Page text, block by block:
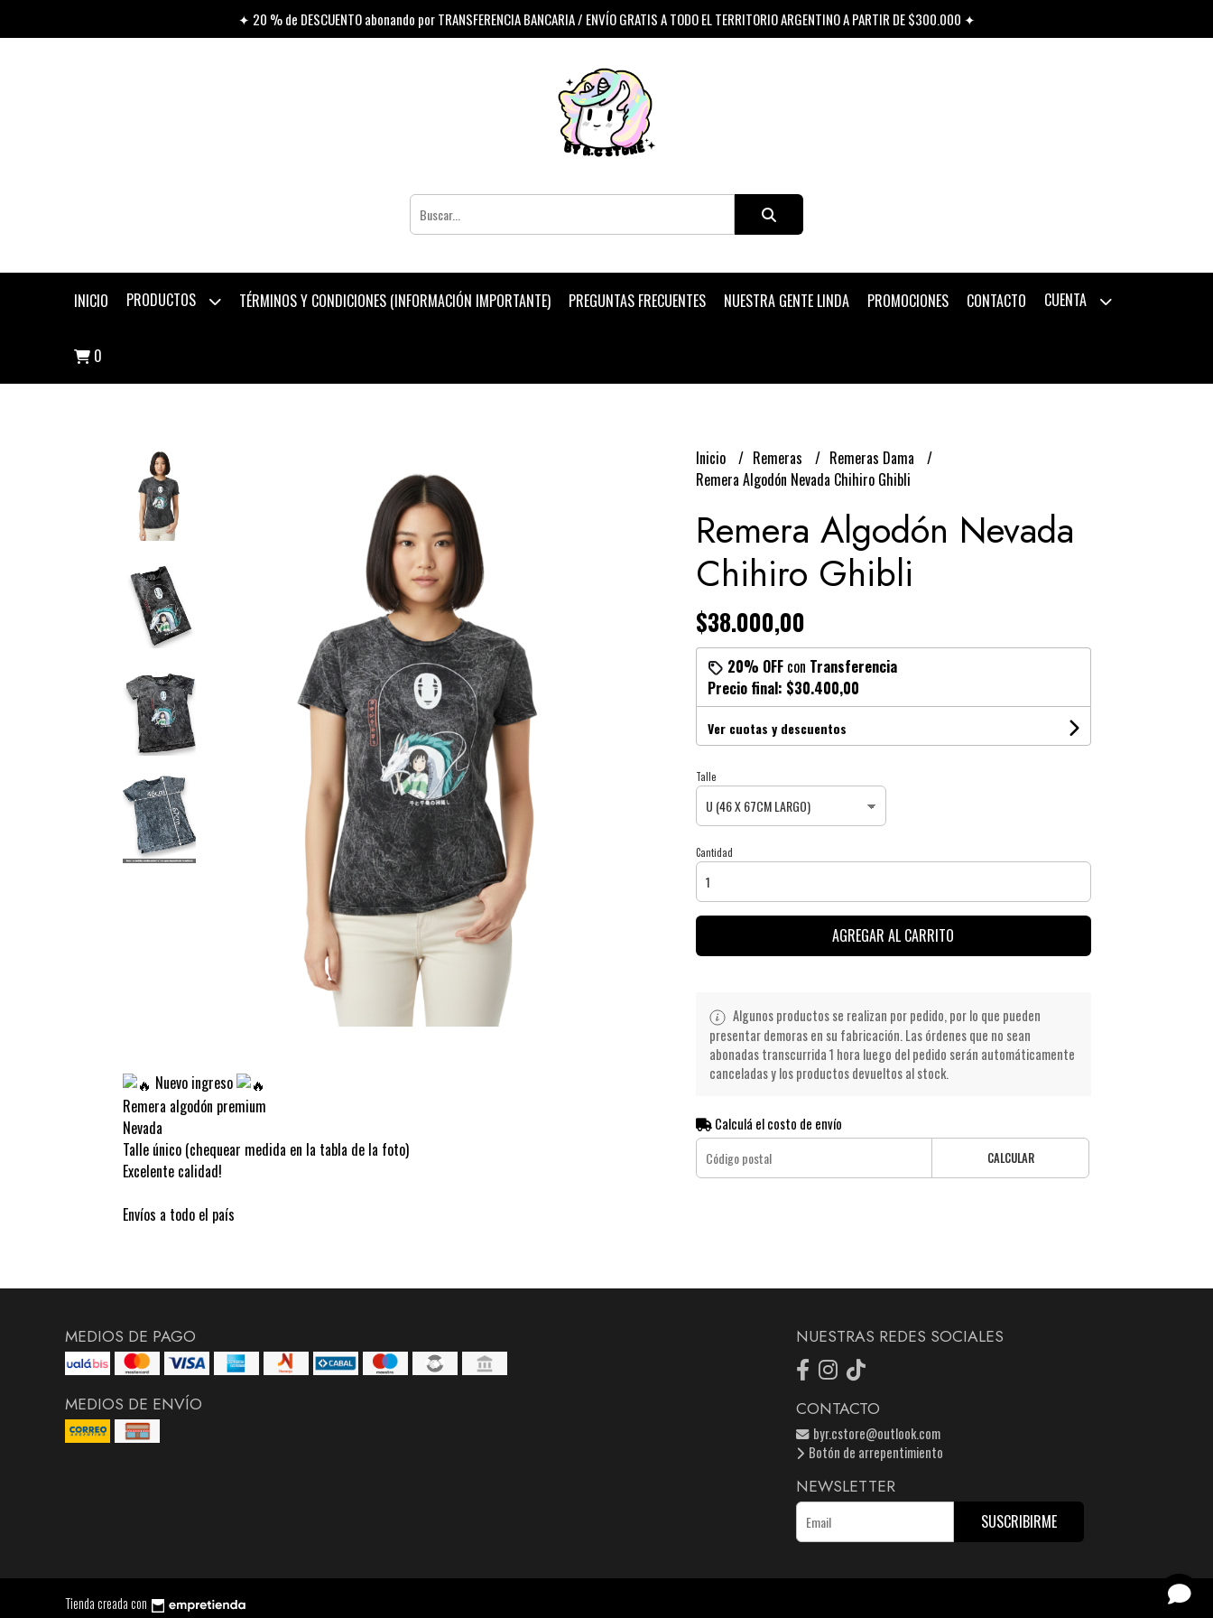
✦ 20 % de DESCUENTO abonando por TRANSFERENCIA BANCARIA / ENVÍO GRATIS A TODO EL TERRITORIO ARGENTINO A PARTIR DE $300.000 ✦
INICIO PRODUCTOS TÉRMINOS Y CONDICIONES (INFORMACIÓN IMPORTANTE) PREGUNTAS FRECUENTES NUESTRA GENTE LINDA PROMOCIONES CONTACTO CUENTA
0
Nuevo ingreso
Remera algodón premium
Nevada
Talle único (chequear medida en la tabla de la foto)
Excelente calidad!
Envíos a todo el país
Inicio Remeras
Remeras Dama
Remera Algodón Nevada Chihiro Ghibli
Remera Algodón Nevada
Chihiro Ghibli
$38.000,00
20% OFFcon Transferencia
Precio final: $30.400,00
Ver cuotas y descuentos
Talle
Cantidad
AGREGAR AL CARRITO
Algunos productos se realizan por pedido, por lo que pueden
presentar demoras en su fabricación. Las órdenes que no sean
abonadas transcurrida 1 hora luego del pedido serán automáticamente
canceladas y los productos devueltos al stock.
Calculá el costo de envío
CALCULAR
MEDIOS DE PAGO
MEDIOS DE ENVÍO
NUESTRAS REDES SOCIALES
CONTACTO
byr.cstore@outlook.com
Botón de arrepentimiento
NEWSLETTER
SUSCRIBIRME
Tienda creada con